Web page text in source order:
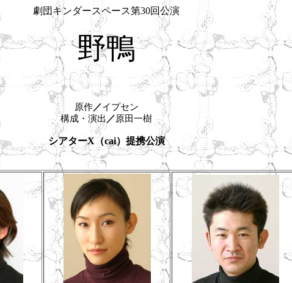
劇団キンダースペース第30回公演
野鴨
原作／イプセン
構成・演出 ／原田一樹
シアターX（cai）提携公演